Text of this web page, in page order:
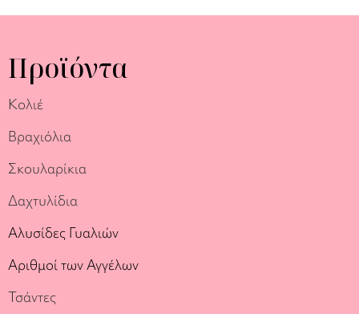
Προϊόντα
Κολιέ
Βραχιόλια
Σκουλαρίκια
Δαχτυλίδια
Αλυσίδες Γυαλιών
Αριθμοί των Αγγέλων
Τσάντες